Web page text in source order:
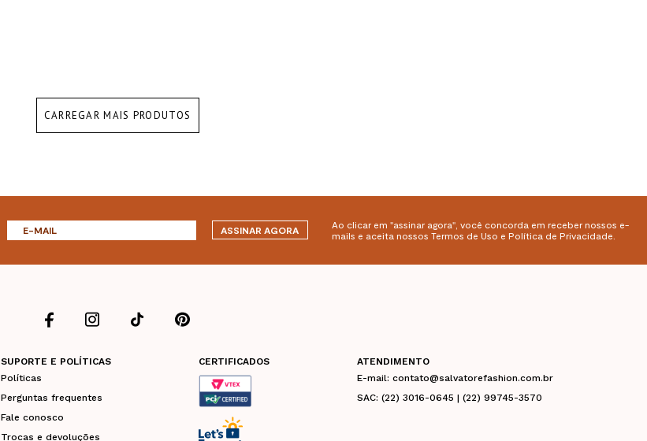
CARREGAR MAIS PRODUTOS
ASSINAR AGORA
Ao clicar em "assinar agora", você concorda em receber nossos e-
mails e aceita nossos Termos de Uso e Política de Privacidade.
SUPORTE E POLÍTICAS
Políticas
Perguntas frequentes
Fale conosco
Trocas e devoluções
CERTIFICADOS
ATENDIMENTO
E-mail: contato@salvatorefashion.com.br
SAC: (22) 3016-0645 | (22) 99745-3570